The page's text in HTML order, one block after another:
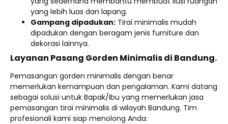
yang lebih luas dan lapang.
Gampang dipadukan: Tirai minimalis mudah
dipadukan dengan beragam jenis furniture dan
dekorasi lainnya.
Layanan Pasang Gorden Minimalis di Bandung.
Pemasangan gorden minimalis dengan benar
memerlukan kemampuan dan pengalaman. Kami datang
sebagai solusi untuk Bapak/Ibu yang memerlukan jasa
pemasangan tirai minimalis di wilayah Bandung. Tim
profesionali kami siap menolong Anda: